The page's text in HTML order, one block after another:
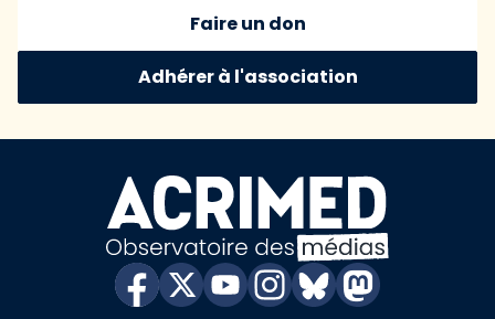
Faire un don
Adhérer à l'association